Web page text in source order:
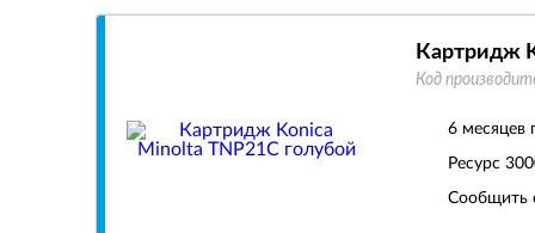
Картридж
Код
6 месяцев
Ресурс
Сообщить